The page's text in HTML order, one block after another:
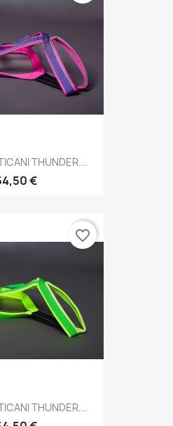
THUNDER...
€
THUNDER...
favorite_border